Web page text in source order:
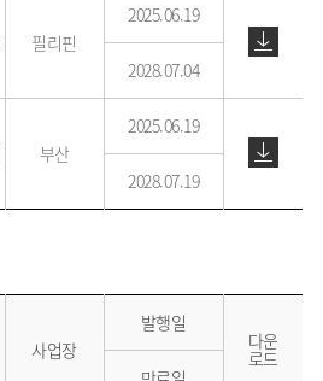
필리핀
2025.06.19
2028.07.04
부산
2025.06.19
2028.07.19
사업장
발행일
다운
로드